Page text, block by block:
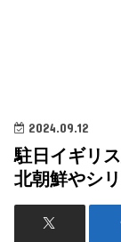
2024.09.12
駐日イギリ
北朝鮮やシ